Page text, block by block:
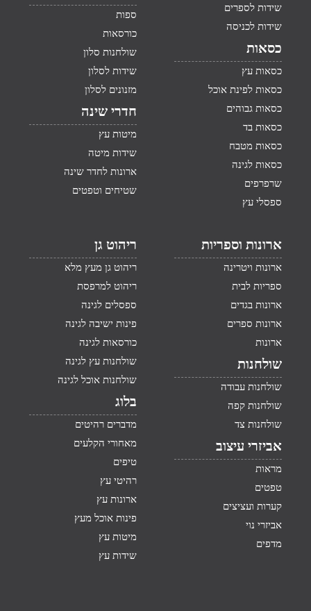
שידות לספרים
שידות לכניסה
כסאות
כסאות עץ
כסאות לפינת אוכל
כסאות גבוהים
כסאות בד
כסאות מטבח
כסאות לגינה
שרפרפים
ספסלי עץ
ספות
כורסאות
שולחנות סלון
שידות לסלון
מזנונים לסלון
חדרי שינה
מיטות עץ
שידות מיטה
ארונות לחדר שינה
שטיחים וטפטים
ארונות וספריות
ארונות ויטרינה
ספריות לבית
ארונות בגדים
ארונות ספרים
ארונות
שולחנות
שולחנות עבודה
שולחנות קפה
שולחנות צד
אביזרי עיצוב
מראות
טפטים
קערות ועציצים
אביזרי נוי
מדפים
ריהוט גן
ריהוט גן מעץ מלא
ריהוט למרפסת
ספסלים לגינה
פינות ישיבה לגינה
כורסאות לגינה
שולחנות עץ לגינה
שולחנות אוכל לגינה
בלוג
מדברים רהיטים
מאחורי הקלעים
טיפים
רהיטי עץ
ארונות עץ
פינות אוכל מעץ
מיטות עץ
שידות עץ